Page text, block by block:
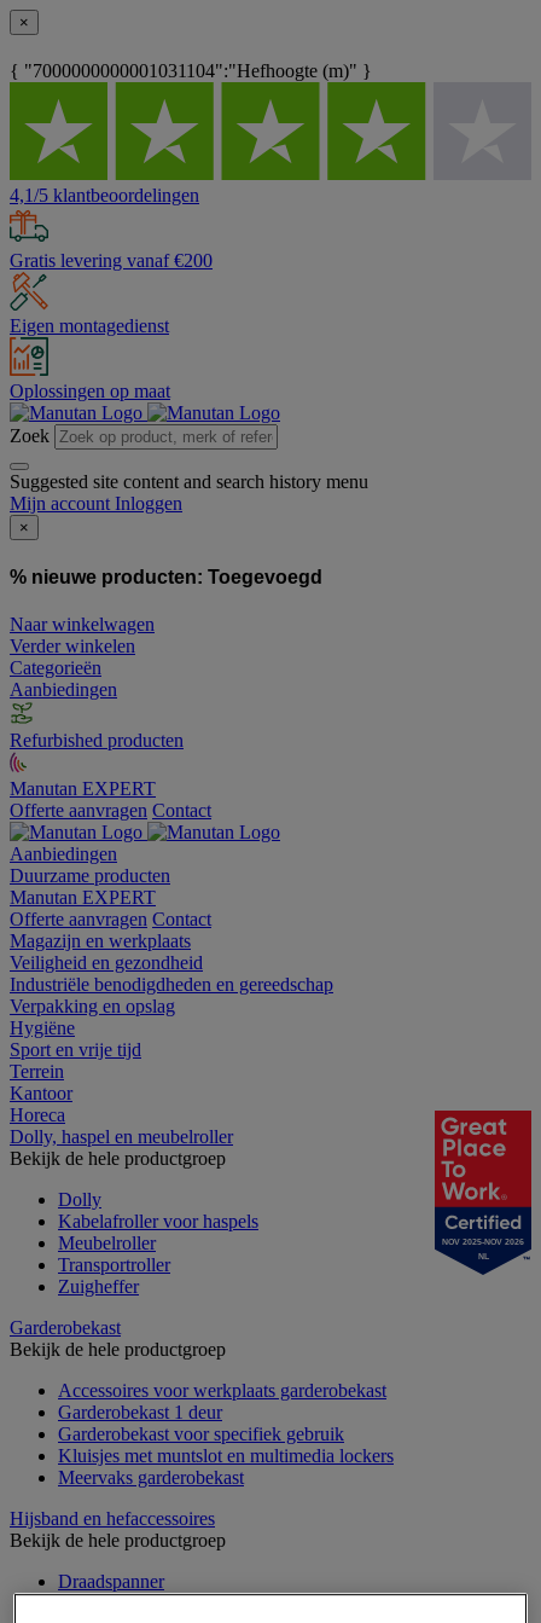
×
{ "7000000000001031104":"Hefhoogte (m)" }
4,1/5 klantbeoordelingen
Gratis levering vanaf €200
Eigen montagedienst
Oplossingen op maat
Zoek
Suggested site content and search history menu
Mijn account Inloggen
×
% nieuwe producten: Toegevoegd
Naar winkelwagen
Verder winkelen
Categorieën
Aanbiedingen
Refurbished producten
Manutan EXPERT
Offerte aanvragen Contact
Aanbiedingen
Duurzame producten
Manutan EXPERT
Offerte aanvragen Contact
Magazijn en werkplaats
Veiligheid en gezondheid
Industriële benodigdheden en gereedschap
Verpakking en opslag
Hygiëne
Sport en vrije tijd
Terrein
Kantoor
Horeca
Dolly, haspel en meubelroller
Bekijk de hele productgroep
Dolly
Kabelafroller voor haspels
Meubelroller
Transportroller
Zuigheffer
Garderobekast
Bekijk de hele productgroep
Accessoires voor werkplaats garderobekast
Garderobekast 1 deur
Garderobekast voor specifiek gebruik
Kluisjes met muntslot en multimedia lockers
Meervaks garderobekast
Hijsband en hefaccessoires
Bekijk de hele productgroep
Draadspanner
Harpsluiting
NOV 2025-NOV 2026
NL